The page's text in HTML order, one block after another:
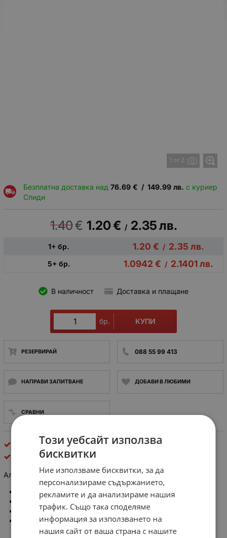
1 от 2
Безплатна доставка над 76.69 € / 149.99 лв. с куриер
Спиди
1.40€ 1.20€ / 2.35лв.
1+ бр. 1.20 € / 2.35 лв.
5+ бр. 1.0942 € / 2.1401 лв.
В наличност Доставка и плащане
бр. КУПИ
РЕЗЕРВИРАЙ 088 55 99 413
НАПРАВИ ЗАПИТВАНЕ ДОБАВИ В ЛЮБИМИ
СРАВНИ
Алкални
Алкална батерия LR27A 12V GP
Тип: Алкални
Размер: A27
Напрежение: 12V
производител: GP Batteries / MAXELL
Този уебсайт използва
бисквитки
Ние използваме бисквитки, за да
персонализираме съдържанието,
рекламите и да анализираме нашия
трафик. Също така споделяме
информация за използването на
нашия сайт от ваша страна с нашите